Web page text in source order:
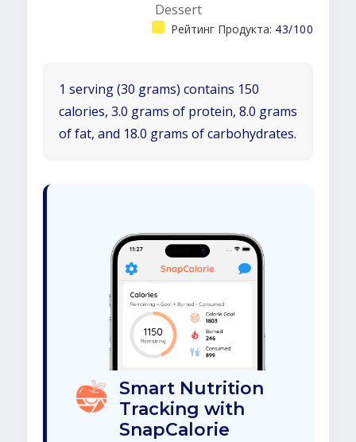
Dessert
Рейтинг Продукта: 43/100
1 serving (30 grams) contains 150
calories, 3.0 grams of protein, 8.0 grams
of fat, and 18.0 grams of carbohydrates.
Smart Nutrition
Tracking with
SnapCalorie